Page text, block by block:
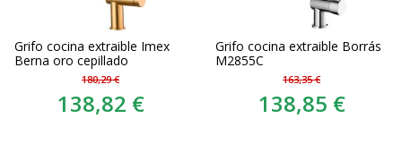
Grifo cocina extraible Imex
Berna oro cepillado
180,29 €
138,82 €
Grifo cocina extraible Borrás
M2855C
163,35 €
138,85 €